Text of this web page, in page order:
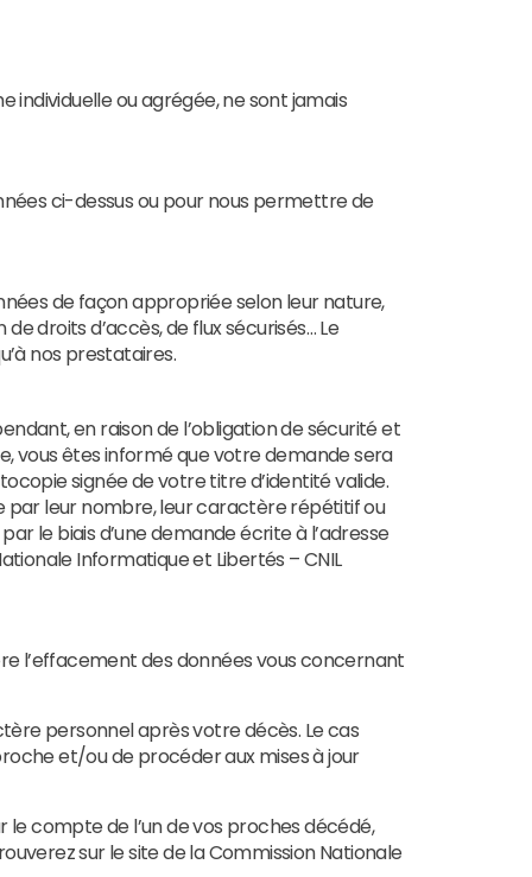
individuelle ou agrégée, ne sont jamais
ci-dessus ou pour nous permettre de
de façon appropriée selon leur nature,
droits d’accès, de flux sécurisés… Le
nos prestataires.
en raison de l’obligation de sécurité et
vous êtes informé que votre demande sera
signée de votre titre d’identité valide.
par leur nombre, leur caractère répétitif ou
le biais d’une demande écrite à l’adresse
Informatique et Libertés – CNIL
l’effacement des données vous concernant
personnel après votre décès. Le cas
et/ou de procéder aux mises à jour
compte de l’un de vos proches décédé,
sur le site de la Commission Nationale